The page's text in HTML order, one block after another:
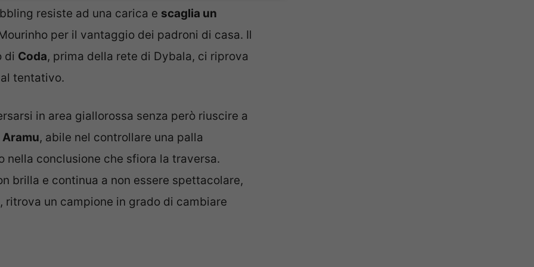
resiste ad una carica e scaglia un
per il vantaggio dei padroni di casa. Il
di Coda, prima della rete di Dybala, ci riprova
tentativo.
in area giallorossa senza però riuscire a
Aramu, abile nel controllare una palla
nella conclusione che sfiora la traversa.
brilla e continua a non essere spettacolare,
un campione in grado di cambiare